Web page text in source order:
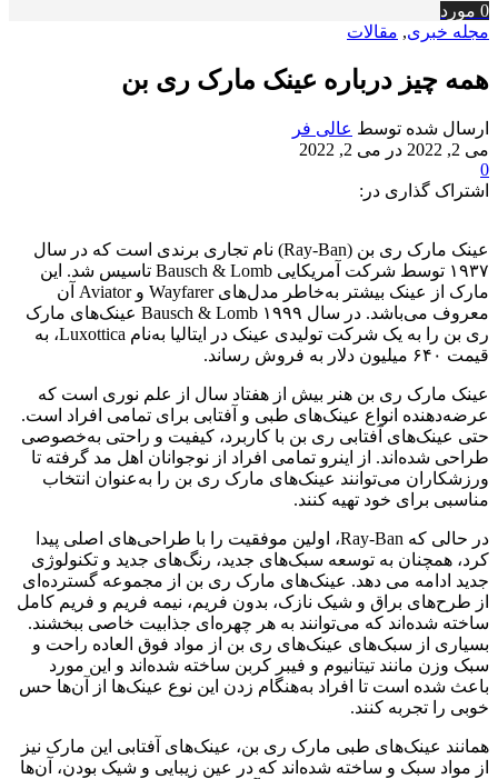
0 مورد
مجله خبری, مقالات
همه چیز درباره عینک‌‌ مارک ری‌ بن
ارسال شده توسط عالی فر
می 2, 2022
در می 2, 2022
0
اشتراک گذاری در:
عینک‌‌ مارک ری‌ بن (Ray-Ban) نام تجاری برندی است که در سال
۱۹۳۷ توسط شرکت آمریکایی Bausch & Lomb تاسیس شد. این
مارک از عینک بیشتر به‌خاطر مدل‌های Wayfarer و Aviator آن
معروف می‌باشد. در سال ۱۹۹۹ Bausch & Lomb عینک‌های مارک
ری بن را به یک شرکت تولیدی عینک در ایتالیا به‌نام Luxottica، به
قیمت ۶۴۰ میلیون دلار به فروش رساند.
عینک‌‌ مارک ری بن هنر بیش از هفتاد سال از علم نوری است که
عرضه‌دهنده انواع عینک‌های طبی و آفتابی برای تمامی افراد است.
حتی عینک‌های آفتابی ری بن با کاربرد، کیفیت و راحتی به‌خصوصی
طراحی شده‌اند. از اینرو تمامی افراد از نوجوانان اهل مد گرفته تا
ورزشکاران می‌توانند عینک‌های مارک ری بن را به‌عنوان انتخاب
مناسبی برای خود تهیه کنند.
در حالی که Ray-Ban، اولین موفقیت را با طراحی‌های اصلی پیدا
کرد، همچنان به توسعه سبک‌های جدید، رنگ‌های جدید و تکنولوژی
جدید ادامه می دهد. عینک‌های مارک ری بن از مجموعه گسترده‌ای
از طرح‌های براق و شیک نازک، بدون فریم، نیمه فریم و فریم کامل
ساخته شده‌اند که می‌توانند به هر چهره‌ای جذابیت خاصی ببخشند.
بسیاری از سبک‌های عینک‌های ری بن از مواد فوق العاده راحت و
سبک وزن مانند تیتانیوم و فیبر کربن ساخته شده‌اند و این مورد
باعث شده است تا افراد به‌هنگام زدن این نوع عینک‌ها از آن‌ها حس
خوبی را تجربه کنند.
همانند عینک‌های طبی مارک ری بن، عینک‌های آفتابی این مارک نیز
از مواد سبک و ساخته شده‌اند که در عین زیبایی و شیک بودن، آن‌ها